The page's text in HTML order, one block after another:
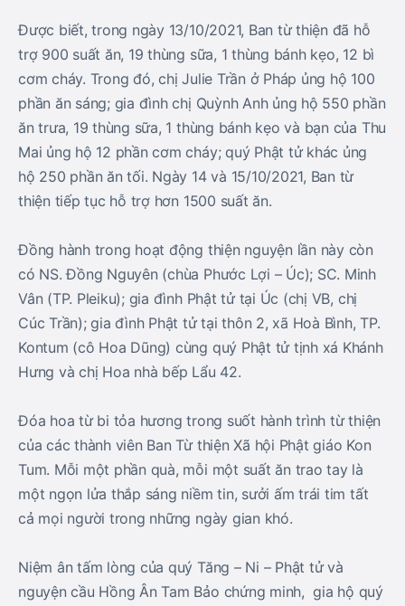
Được biết, trong ngày 13/10/2021, Ban từ thiện đã hỗ
trợ 900 suất ăn, 19 thùng sữa, 1 thùng bánh kẹo, 12 bì
cơm cháy. Trong đó, chị Julie Trần ở Pháp ủng hộ 100
phần ăn sáng; gia đình chị Quỳnh Anh ủng hộ 550 phần
ăn trưa, 19 thùng sữa, 1 thùng bánh kẹo và bạn của Thu
Mai ủng hộ 12 phần cơm cháy; quý Phật tử khác ủng
hộ 250 phần ăn tối. Ngày 14 và 15/10/2021, Ban từ
thiện tiếp tục hỗ trợ hơn 1500 suất ăn.
Đồng hành trong hoạt động thiện nguyện lần này còn
có NS. Đồng Nguyên (chùa Phước Lợi – Úc); SC. Minh
Vân (TP. Pleiku); gia đình Phật tử tại Úc (chị VB, chị
Cúc Trần); gia đình Phật tử tại thôn 2, xã Hoà Bình, TP.
Kontum (cô Hoa Dũng) cùng quý Phật tử tịnh xá Khánh
Hưng và chị Hoa nhà bếp Lẩu 42.
Đóa hoa từ bi tỏa hương trong suốt hành trình từ thiện
của các thành viên Ban Từ thiện Xã hội Phật giáo Kon
Tum. Mỗi một phần quà, mỗi một suất ăn trao tay là
một ngọn lửa thắp sáng niềm tin, sưởi ấm trái tim tất
cả mọi người trong những ngày gian khó.
Niệm ân tấm lòng của quý Tăng – Ni – Phật tử và
nguyện cầu Hồng Ân Tam Bảo chứng minh, gia hộ quý